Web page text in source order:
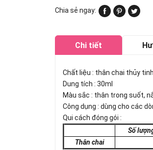
Chia sẻ ngay:
Chi tiết
Chất liệu : thân chai thủy
Dung tích : 30ml
Màu sắc : thân trong suốt,
Công dụng : dùng cho các
Qui cách đóng gói :
Số
Thân chai